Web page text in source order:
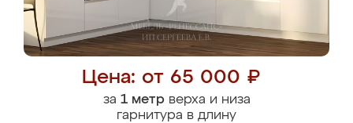
Цена: от 65 000 ₽
за 1 метрверха и низа
гарнитура в длину